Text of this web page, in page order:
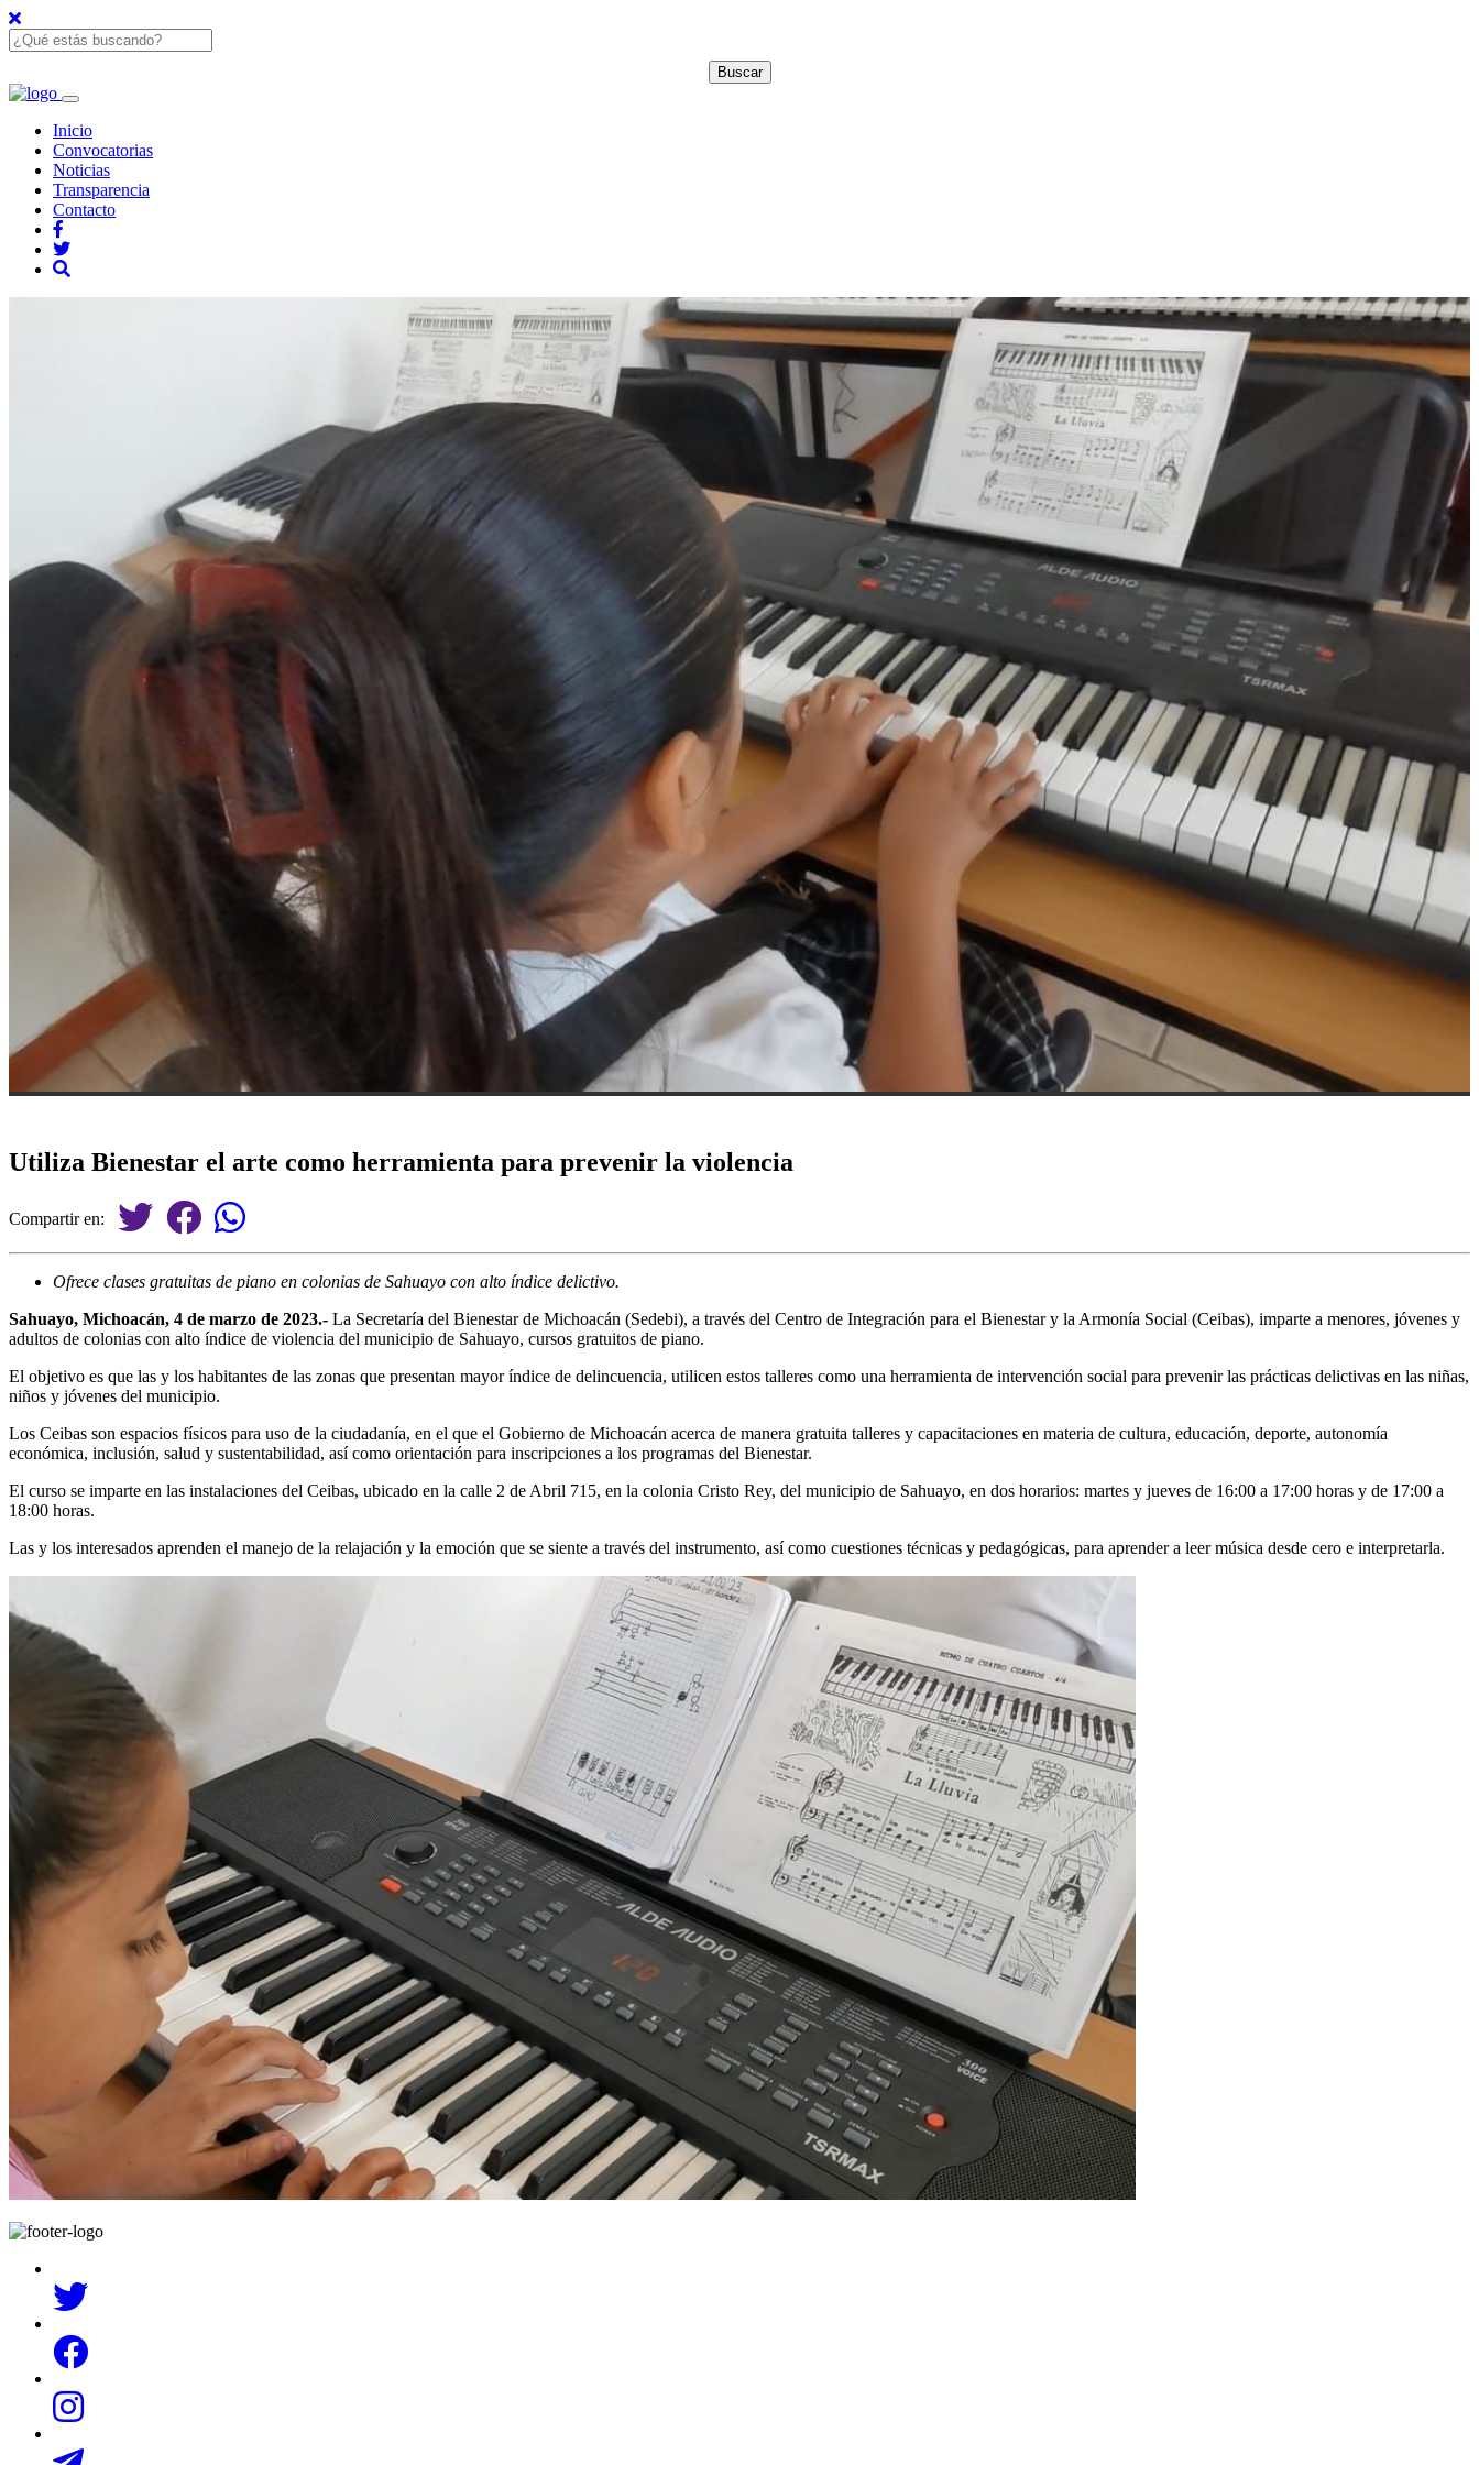
Inicio
Convocatorias
Noticias
Transparencia
Contacto
Utiliza Bienestar el arte como herramienta para prevenir la violencia
Compartir en:
Ofrece clases gratuitas de piano en colonias de Sahuayo con alto índice delictivo.
Sahuayo, Michoacán, 4 de marzo de 2023.- La Secretaría del Bienestar de Michoacán (Sedebi), a través del Centro de Integración para el Bienestar y la Armonía Social (Ceibas), imparte a menores, jóvenes y
adultos de colonias con alto índice de violencia del municipio de Sahuayo, cursos gratuitos de piano.
El objetivo es que las y los habitantes de las zonas que presentan mayor índice de delincuencia, utilicen estos talleres como una herramienta de intervención social para prevenir las prácticas delictivas en las niñas,
niños y jóvenes del municipio.
Los Ceibas son espacios físicos para uso de la ciudadanía, en el que el Gobierno de Michoacán acerca de manera gratuita talleres y capacitaciones en materia de cultura, educación, deporte, autonomía
económica, inclusión, salud y sustentabilidad, así como orientación para inscripciones a los programas del Bienestar.
El curso se imparte en las instalaciones del Ceibas, ubicado en la calle 2 de Abril 715, en la colonia Cristo Rey, del municipio de Sahuayo, en dos horarios: martes y jueves de 16:00 a 17:00 horas y de 17:00 a
18:00 horas.
Las y los interesados aprenden el manejo de la relajación y la emoción que se siente a través del instrumento, así como cuestiones técnicas y pedagógicas, para aprender a leer música desde cero e interpretarla.